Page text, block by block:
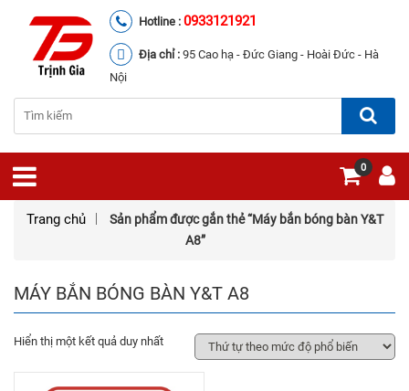
Hotline : 0933121921
Địa chỉ : 95 Cao hạ - Đức Giang - Hoài Đức - Hà
Nội
0
Trang chủ
Sản phẩm được gắn thẻ “Máy bắn bóng bàn Y&T
A8”
MÁY BẮN BÓNG BÀN Y&T A8
Hiển thị một kết quả duy nhất